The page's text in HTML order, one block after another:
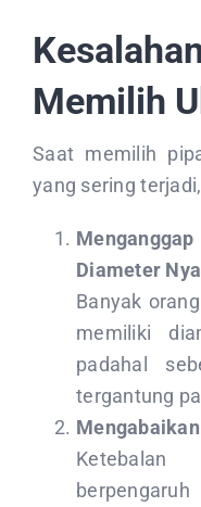
Memilih
Saat memilih
yang sering
Diameter
Banyak
memiliki
padahal
tergantung